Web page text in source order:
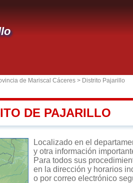
de Mariscal Cáceres > Distrito Pajarillo
DE PAJARILLO
Localizado en el
y otra información
Para todos sus
en la dirección y horarios
o por correo electrónico